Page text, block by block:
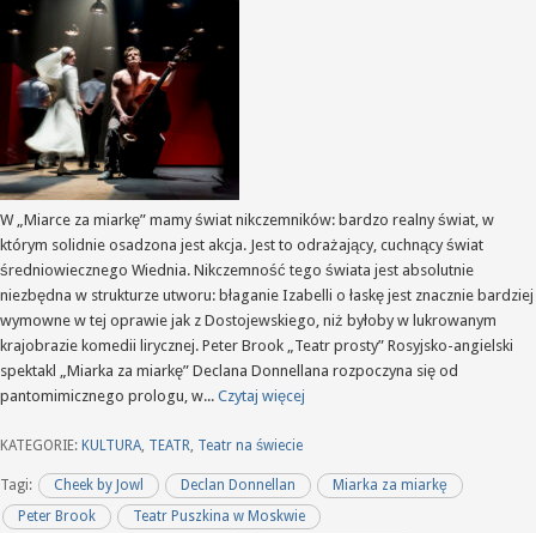
W „Miarce za miarkę” mamy świat nikczemników: bardzo realny świat, w
którym solidnie osadzona jest akcja. Jest to odrażający, cuchnący świat
średniowiecznego Wiednia. Nikczemność tego świata jest absolutnie
niezbędna w strukturze utworu: błaganie Izabelli o łaskę jest znacznie bardziej
wymowne w tej oprawie jak z Dostojewskiego, niż byłoby w lukrowanym
krajobrazie komedii lirycznej. Peter Brook „Teatr prosty” Rosyjsko-angielski
spektakl „Miarka za miarkę” Declana Donnellana rozpoczyna się od
pantomimicznego prologu, w... Czytaj więcej
KATEGORIE: KULTURA TEATR Teatr na świecie
Tagi: Cheek by Jowl Declan Donnellan
Miarka za miarkę
Peter Brook
Teatr Puszkina w Moskwie